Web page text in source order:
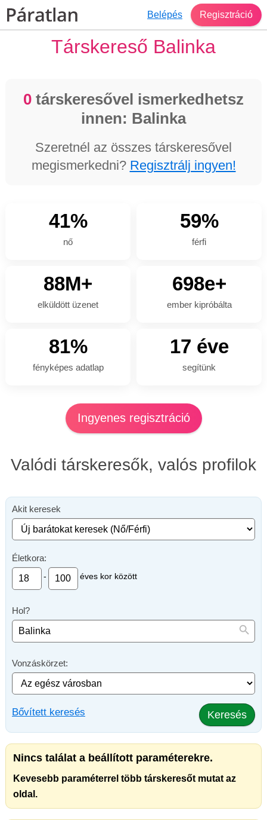
Belépés Regisztráció
Társkereső Balinka
0 társkeresővel ismerkedhetsz
innen: Balinka
Szeretnél az összes társkeresővel
megismerkedni? Regisztrálj ingyen!
41%
nő
59%
férfi
88M+
elküldött üzenet
698e+
ember kipróbálta
81%
fényképes adatlap
17 éve
segítünk
Ingyenes regisztráció
Valódi társkeresők, valós profilok
Akit keresek
Életkora:
- éves kor között
Hol?
Vonzáskörzet:
Bővített keresés Keresés
Nincs találat a beállított paraméterekre.
Kevesebb paraméterrel több társkeresőt mutat az
oldal.